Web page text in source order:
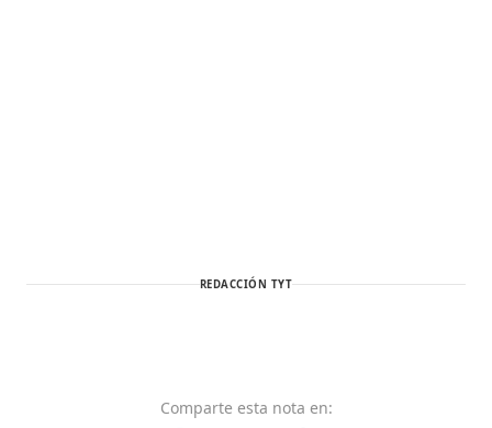
REDACCIÓN TYT
Comparte esta nota en: